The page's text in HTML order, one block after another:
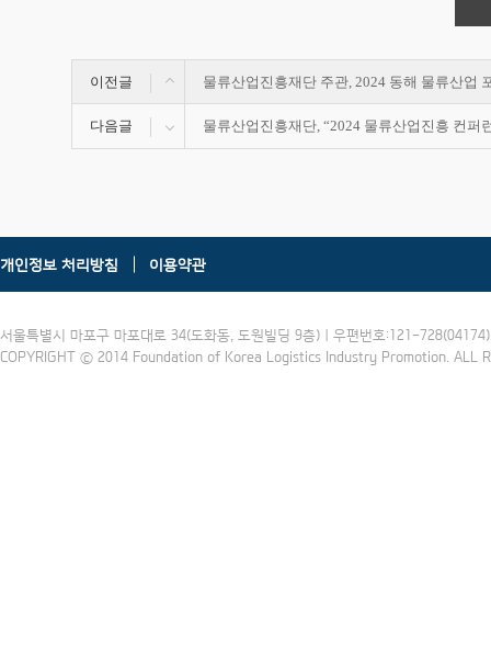
이전글 물류산업진흥재단 주관, 2024 동해 물류산업
다음글 물류산업진흥재단, “2024 물류산업진흥 컨퍼
개인정보 처리방침 이용약관
서울특별시 마포구 마포대로 34(도화동, 도원빌딩 9층) | 우편번호:121-
COPYRIGHT ⓒ 2014 Foundation of Korea Logistics Industry Promotion. ALL